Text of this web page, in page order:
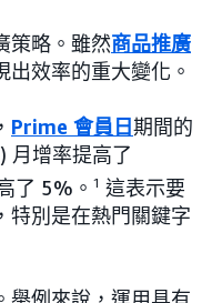
策略。雖然商品推廣
效率的重大變化。
Prime 會員日期間的
月增率提高了
了 5%。 1 這表示要
特別是在熱門關鍵字